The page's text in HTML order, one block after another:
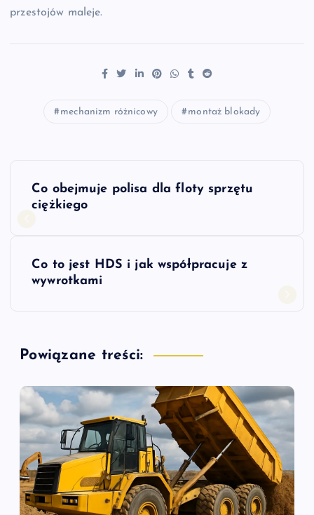
przestojów maleje.
mechanizm różnicowy montaż blokady
N
a
c
a
w
Co obejmuje polisa dla floty sprzętu
ciężkiego
Co to jest HDS i jak współpracuje z
wywrotkami
Powiązane treści: